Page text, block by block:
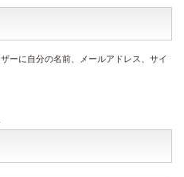
ーに自分の名前、メールアドレス、サイ